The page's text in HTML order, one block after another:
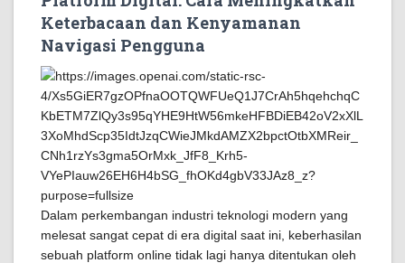
Keterbacaan dan Kenyamanan
Navigasi Pengguna
Dalam perkembangan industri teknologi modern yang
melesat sangat cepat di era digital saat ini, keberhasilan
sebuah platform online tidak lagi hanya ditentukan oleh